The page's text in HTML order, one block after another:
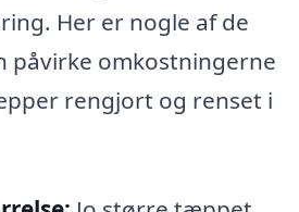
Her er nogle af de
påvirke omkostningerne
rengjort og renset i